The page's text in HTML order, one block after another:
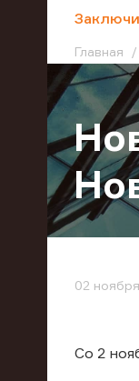
Главная
02
Со 2